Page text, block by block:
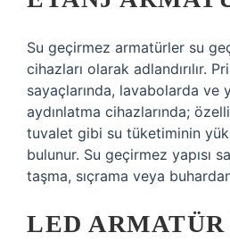
Su geçirmez armatürler su
cihazları olarak adlandırılır.
sayaçlarında, lavabolarda ve
aydınlatma cihazlarında;
tuvalet gibi su tüketiminin
bulunur. Su geçirmez yapısı
taşma, sıçrama veya
LED ARMATÜR